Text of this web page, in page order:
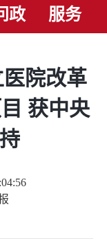
政 服务
院改革
获中央